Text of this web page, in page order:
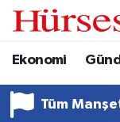
Ekonomi
Tüm
Ekonomi
Gündem
Hava
Trafik